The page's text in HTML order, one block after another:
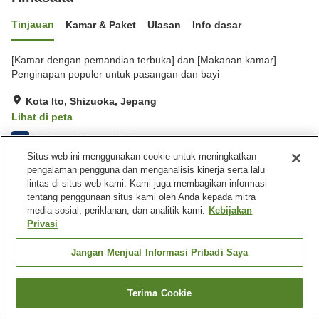
Tinjauan Kamar & Paket Ulasan Info dasar
[Kamar dengan pemandian terbuka] dan [Makanan kamar]
Penginapan populer untuk pasangan dan bayi
Kota Ito, Shizuoka, Jepang
Lihat di peta
4.5 Hebat Ulasan:33
Fasilitas properti
Tempat parkir
Pemandian udara terbuka
(air panas)
Antar jemput
Beranda Jepang Shizuoka Kota Ito Hinasaku
Cari kamar
Situs web ini menggunakan cookie untuk meningkatkan
pengalaman pengguna dan menganalisis kinerja serta lalu
lintas di situs web kami. Kami juga membagikan informasi
tentang penggunaan situs kami oleh Anda kepada mitra
media sosial, periklanan, dan analitik kami. Kebijakan
Privasi
Jangan Menjual Informasi Pribadi Saya
Terima Cookie